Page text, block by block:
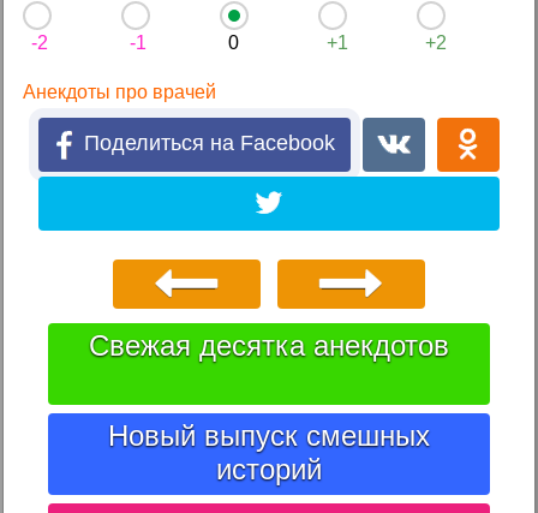
-2 -1 0 +1 +2
Анекдоты про врачей
Поделиться на Facebook
Свежая десятка анекдотов
Новый выпуск смешных
историй